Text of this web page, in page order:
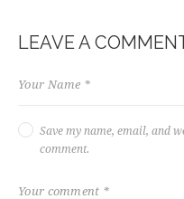
LEAVE A
Save my name, email, and
comment.